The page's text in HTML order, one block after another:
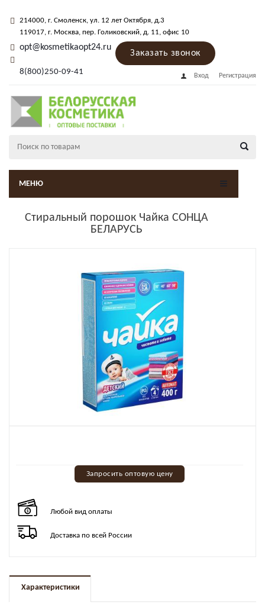
214000, г. Смоленск, ул. 12 лет Октября, д.3
119017, г. Москва, пер. Голиковский, д. 11, офис 10
opt@kosmetikaopt24.ru
8(800)250-09-41
Заказать звонок
Вход Регистрация
МЕНЮ
Стиральный порошок Чайка СОНЦА
БЕЛАРУСЬ
Запросить оптовую цену
Любой вид оплаты
Доставка по всей России
Характеристики